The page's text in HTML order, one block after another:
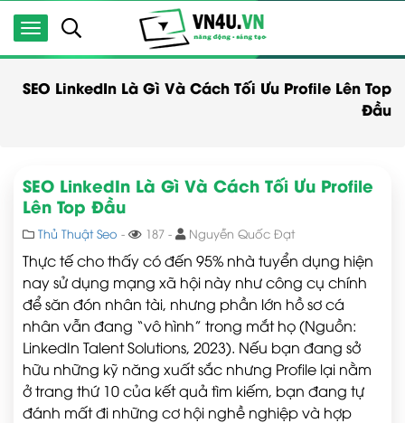
SEO LinkedIn Là Gì Và Cách Tối Ưu Profile Lên Top
Đầu
SEO LinkedIn Là Gì Và Cách Tối Ưu Profile
Lên Top Đầu
Thủ Thuật Seo - 187 - Nguyễn Quốc Đạt
Thực tế cho thấy có đến 95% nhà tuyển dụng hiện
nay sử dụng mạng xã hội này như công cụ chính
để săn đón nhân tài, nhưng phần lớn hồ sơ cá
nhân vẫn đang “vô hình” trong mắt họ (Nguồn:
LinkedIn Talent Solutions, 2023). Nếu bạn đang sở
hữu những kỹ năng xuất sắc nhưng Profile lại nằm
ở trang thứ 10 của kết quả tìm kiếm, bạn đang tự
đánh mất đi những cơ hội nghề nghiệp và hợp